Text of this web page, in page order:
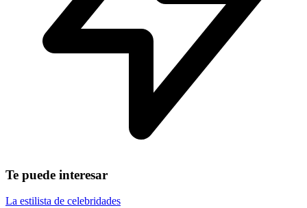
Te puede interesar
La estilista de celebridades